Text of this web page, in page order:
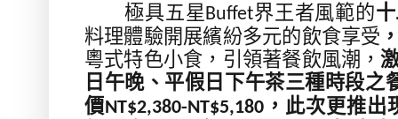
極具五星Buffet界王者風範的
料理體驗開展繽紛多元的飲食享受
粵式特色小食，引領著餐飲風潮，
日午晚、平假日下午茶三種時段之
價NT$2,380-NT$5,180，此次更推出